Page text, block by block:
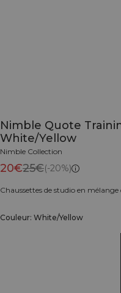
Nimble Quote
White/Yellow
Nimble Collection
20€25€(-20%)
Chaussettes de studio en
Couleur: White/Yellow